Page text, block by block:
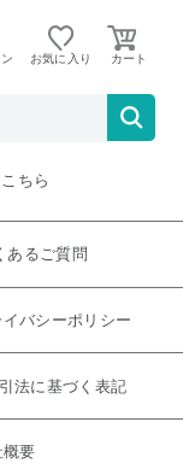
お気に入り
ただいま取り扱い
ちら
あるご質問
イバシーポリシー
法に基づく表記
要